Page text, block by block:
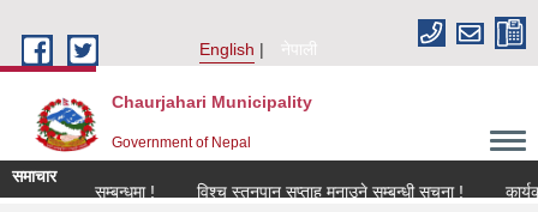
English
नेपाली
Chaurjahari Municipality
Government of Nepal
समाचार
नविकरण सम्बन्धमा !
विश्च स्तनपान सप्ताह मनाउने सम्बन्धी सूचना !